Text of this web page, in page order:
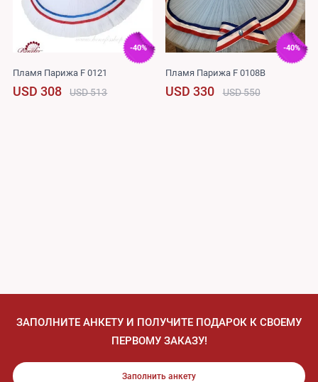
-40%
Пламя Парижа F 0121
USD 308 USD 513
-40%
Пламя Парижа F 0108B
USD 330 USD 550
ЗАПОЛНИТЕ АНКЕТУ И ПОЛУЧИТЕ ПОДАРОК К СВОЕМУ
ПЕРВОМУ ЗАКАЗУ!
Заполнить анкету